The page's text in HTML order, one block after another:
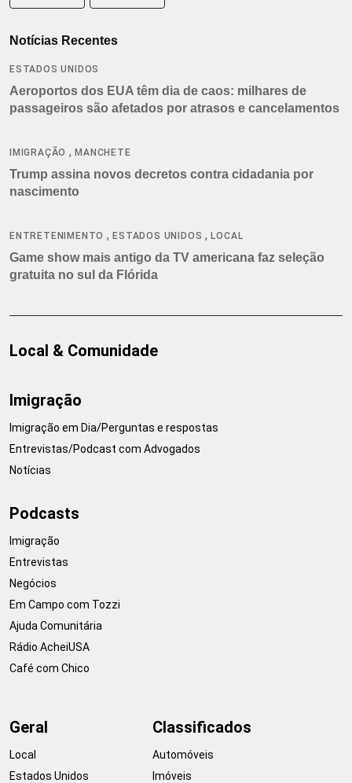
Notícias Recentes
ESTADOS UNIDOS
Aeroportos dos EUA têm dia de caos: milhares de
passageiros são afetados por atrasos e cancelamentos
IMIGRAÇÃO ,MANCHETE
Trump assina novos decretos contra cidadania por
nascimento
ENTRETENIMENTO ,ESTADOS UNIDOS ,LOCAL
Game show mais antigo da TV americana faz seleção
gratuita no sul da Flórida
Local & Comunidade
Imigração
Imigração em Dia/Perguntas e respostas
Entrevistas/Podcast com Advogados
Notícias
Podcasts
Imigração
Entrevistas
Negócios
Em Campo com Tozzi
Ajuda Comunitária
Rádio AcheiUSA
Café com Chico
Geral
Local
Estados Unidos
Classificados
Automóveis
Imóveis